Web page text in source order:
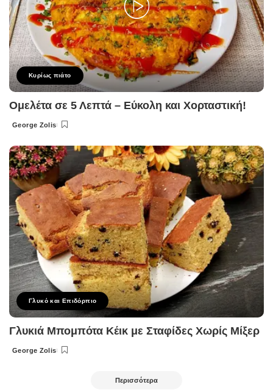
Κυρίως πιάτο
Ομελέτα σε 5 Λεπτά – Εύκολη και Χορταστική!
Posted
George Zolis
Γλυκό και Επιδόρπιο
Γλυκιά Μπομπότα Κέικ με Σταφίδες Χωρίς Μίξερ
Posted
George Zolis
Περισσότερα